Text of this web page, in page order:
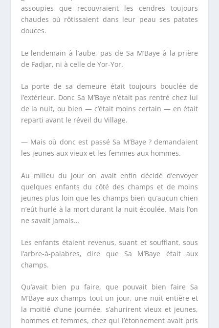
assoupies que recouvraient les cendres toujours
chaudes où rôtissaient dans leur peau ses patates
douces.
Le lendemain à l’aube, pas de Sa M’Baye à la prière
de Fadjar, ni à celle de Yor-Yor.
La porte de sa demeure était toujours bouclée de
l’extérieur. Donc Sa M’Baye n’était pas rentré chez lui
de la nuit, ou bien — c’était moins certain — en était
reparti avant le réveil du Village.
— Mais où donc est passé Sa M’Baye ? demandaient
les jeunes aux vieux et les femmes aux hommes.
Au milieu du jour on avait enfin décidé d’envoyer
quelques enfants du côté des champs et de moins
jeunes plus loin que les champs bien qu’aucun chien
n’eût hurlé à la mort durant la nuit écoulée. Mais l’on
ne savait jamais…
Les enfants étaient revenus, suant et soufflant, sous
l’arbre-à-palabres, dire que Sa M’Baye était aux
champs.
Qu’avait bien pu faire, que pouvait bien faire Sa
M’Baye aux champs tout un jour, une nuit entière et
la moitié d’une journée, s’ahurirent vieux et jeunes,
hommes et femmes, chez qui l’étonnement avait pris